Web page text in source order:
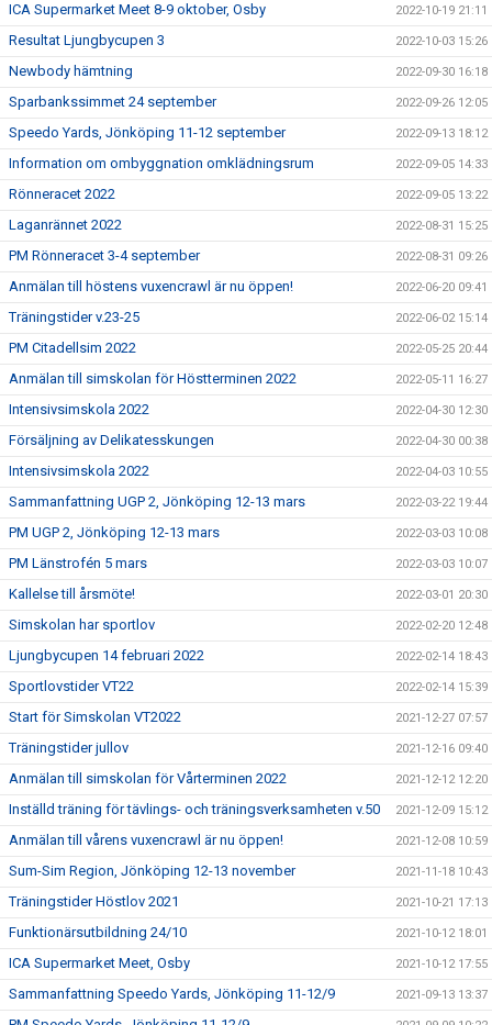
ICA Supermarket Meet 8-9 oktober, Osby 2022-10-19 21:11
Resultat Ljungbycupen 3 2022-10-03 15:26
Newbody hämtning 2022-09-30 16:18
Sparbankssimmet 24 september 2022-09-26 12:05
Speedo Yards, Jönköping 11-12 september 2022-09-13 18:12
Information om ombyggnation omklädningsrum 2022-09-05 14:33
Rönneracet 2022 2022-09-05 13:22
Laganrännet 2022 2022-08-31 15:25
PM Rönneracet 3-4 september 2022-08-31 09:26
Anmälan till höstens vuxencrawl är nu öppen! 2022-06-20 09:41
Träningstider v.23-25 2022-06-02 15:14
PM Citadellsim 2022 2022-05-25 20:44
Anmälan till simskolan för Höstterminen 2022 2022-05-11 16:27
Intensivsimskola 2022 2022-04-30 12:30
Försäljning av Delikatesskungen 2022-04-30 00:38
Intensivsimskola 2022 2022-04-03 10:55
Sammanfattning UGP 2, Jönköping 12-13 mars 2022-03-22 19:44
PM UGP 2, Jönköping 12-13 mars 2022-03-03 10:08
PM Länstrofén 5 mars 2022-03-03 10:07
Kallelse till årsmöte! 2022-03-01 20:30
Simskolan har sportlov 2022-02-20 12:48
Ljungbycupen 14 februari 2022 2022-02-14 18:43
Sportlovstider VT22 2022-02-14 15:39
Start för Simskolan VT2022 2021-12-27 07:57
Träningstider jullov 2021-12-16 09:40
Anmälan till simskolan för Vårterminen 2022 2021-12-12 12:20
Inställd träning för tävlings- och träningsverksamheten v.50 2021-12-09 15:12
Anmälan till vårens vuxencrawl är nu öppen! 2021-12-08 10:59
Sum-Sim Region, Jönköping 12-13 november 2021-11-18 10:43
Träningstider Höstlov 2021 2021-10-21 17:13
Funktionärsutbildning 24/10 2021-10-12 18:01
ICA Supermarket Meet, Osby 2021-10-12 17:55
Sammanfattning Speedo Yards, Jönköping 11-12/9 2021-09-13 13:37